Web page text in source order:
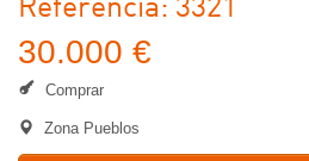
30.000 €
Comprar
Zona Pueblos